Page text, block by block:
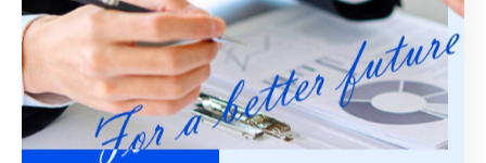
ビザ申請を東京都で進める際、まず大切なのは申請する
ビザの種類や申請条件を正確に把握することです。ビザ
には就労、留学、家族滞在など複数の種類があり、それ
ぞれに必要な書類や要件が異なります。特に在留資格ご